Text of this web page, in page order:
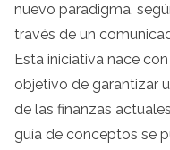
nuevo paradigma,
través de un
Esta iniciativa nace
objetivo de garantizar
de las finanzas
guía de conceptos se